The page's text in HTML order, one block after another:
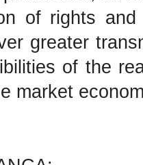
of rights
greater
of the
market